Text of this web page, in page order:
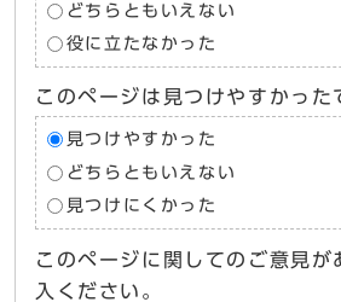
どちらともいえない
役に立たなかった
このページは見つけやすかった
見つけやすかった
どちらともいえない
見つけにくかった
このページに関してのご意見が
入ください。